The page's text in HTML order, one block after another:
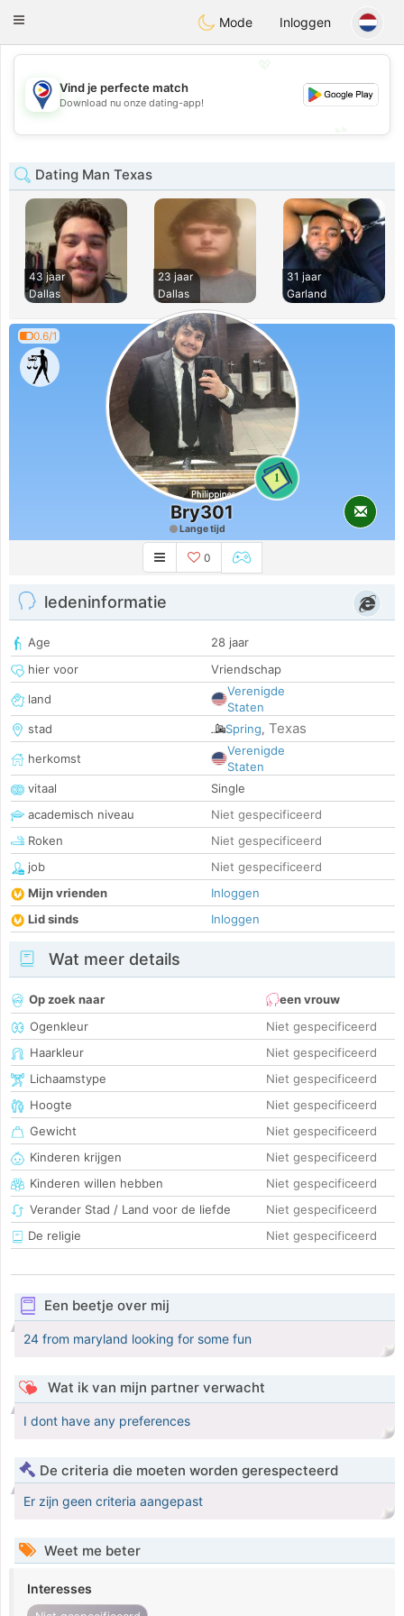
PhilippinesChat
Toggle
Mode Inloggen
💖
💕
Vind je perfecte match
Download nu onze dating-app!
Dating Man Texas
43 jaar
Dallas
23 jaar
Dallas
31 jaar
Garland
0.6/1
1
Bry301
Lange tijd
0
ledeninformatie
Age
28 jaar
hier voor
Vriendschap
land
Verenigde
Staten
stad
Spring, Texas
herkomst
Verenigde
Staten
vitaal
Single
academisch niveau
Niet gespecificeerd
Roken
Niet gespecificeerd
job
Niet gespecificeerd
Mijn vrienden
Inloggen
Lid sinds
Inloggen
Wat meer details
Op zoek naar
een vrouw
Ogenkleur
Niet gespecificeerd
Haarkleur
Niet gespecificeerd
Lichaamstype
Niet gespecificeerd
Hoogte
Niet gespecificeerd
Gewicht
Niet gespecificeerd
Kinderen krijgen
Niet gespecificeerd
Kinderen willen hebben
Niet gespecificeerd
Verander Stad / Land voor de liefde
Niet gespecificeerd
De religie
Niet gespecificeerd
Een beetje over mij
24 from maryland looking for some fun
Wat ik van mijn partner verwacht
I dont have any preferences
De criteria die moeten worden gerespecteerd
Er zijn geen criteria aangepast
Weet me beter
Interesses